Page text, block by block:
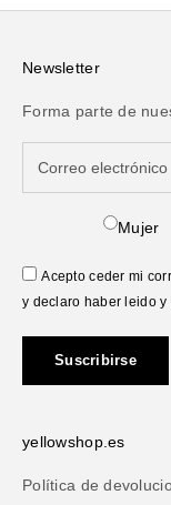
Newsletter
Forma parte de
Mujer
Acepto ceder mi
y declaro haber leido y
Suscribirse
yellowshop.es
Política de